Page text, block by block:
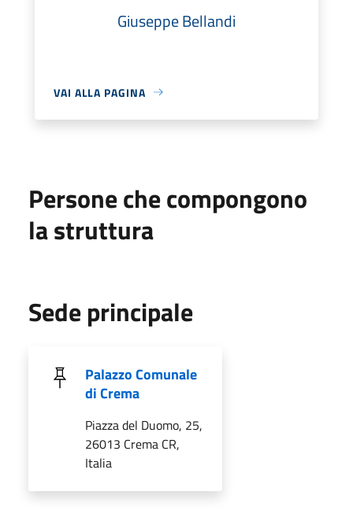
Giuseppe Bellandi
VAI ALLA PAGINA
Persone che compongono
la struttura
Sede principale
Palazzo Comunale
di Crema
Piazza del Duomo, 25,
26013 Crema CR,
Italia